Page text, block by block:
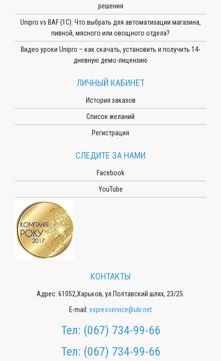
решения
Unipro vs BAF (1С): Что выбрать для автоматизации магазина,
пивной, мясного или овощного отдела?
Видео уроки Unipro – как скачать, установить и получить 14-
дневную демо-лицензию
ЛИЧНЫЙ КАБИНЕТ
История заказов
Список желаний
Регистрация
СЛЕДИТЕ ЗА НАМИ
Facebook
YouTube
КОНТАКТЫ
Адрес: 61052,Харьков, ул.Полтавский шлях, 23/25.
E-mail: expresservice@ukr.net
Тел: (067) 734-99-66
Тел: (067) 734-99-66